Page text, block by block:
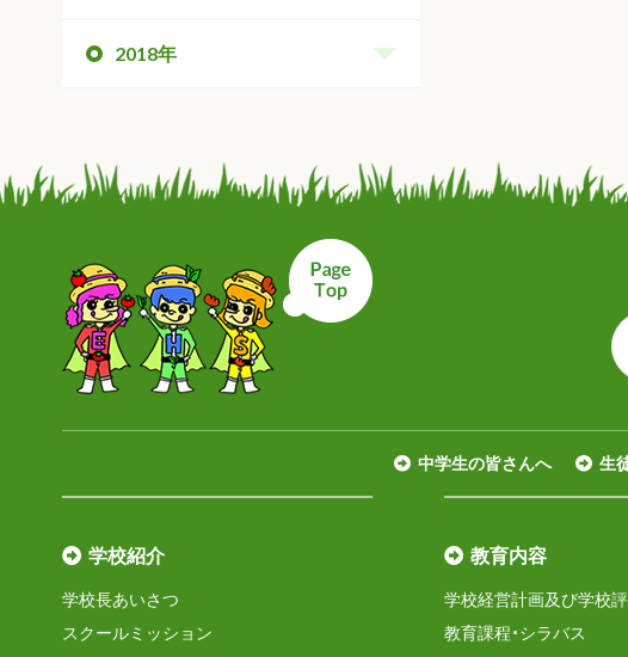
2018年
中学生の皆さんへ 生
学校紹介
学校長あいさつ
スクールミッション
教育内容
学校経営計画及び学校
教育課程・シラバス